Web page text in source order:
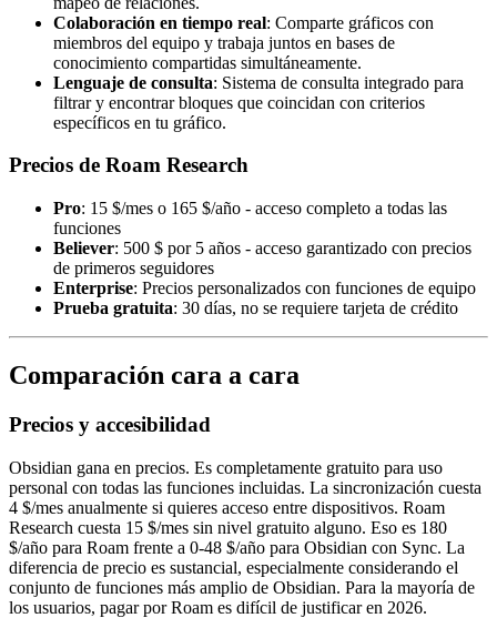
Colaboración en tiempo real: Comparte gráficos con
miembros del equipo y trabaja juntos en bases de
conocimiento compartidas simultáneamente.
Lenguaje de consulta: Sistema de consulta integrado para
filtrar y encontrar bloques que coincidan con criterios
específicos en tu gráfico.
Precios de Roam Research
Pro: 15 $/mes o 165 $/año - acceso completo a todas las
funciones
Believer: 500 $ por 5 años - acceso garantizado con precios
de primeros seguidores
Enterprise: Precios personalizados con funciones de equipo
Prueba gratuita: 30 días, no se requiere tarjeta de crédito
Comparación cara a cara
Precios y accesibilidad
Obsidian gana en precios. Es completamente gratuito para uso
personal con todas las funciones incluidas. La sincronización cuesta
4 $/mes anualmente si quieres acceso entre dispositivos. Roam
Research cuesta 15 $/mes sin nivel gratuito alguno. Eso es 180
$/año para Roam frente a 0-48 $/año para Obsidian con Sync. La
diferencia de precio es sustancial, especialmente considerando el
conjunto de funciones más amplio de Obsidian. Para la mayoría de
los usuarios, pagar por Roam es difícil de justificar en 2026.